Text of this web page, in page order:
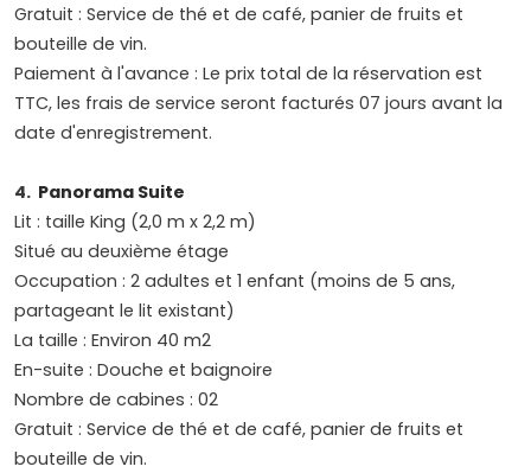
Gratuit : Service de thé et de café, panier de fruits et
bouteille de vin.
Paiement à l'avance : Le prix total de la réservation est
TTC, les frais de service seront facturés 07 jours avant la
date d'enregistrement.
4. Panorama Suite
Lit : taille King (2,0 m x 2,2 m)
Situé au deuxième étage
Occupation : 2 adultes et 1 enfant (moins de 5 ans,
partageant le lit existant)
La taille : Environ 40 m2
En-suite : Douche et baignoire
Nombre de cabines : 02
Gratuit : Service de thé et de café, panier de fruits et
bouteille de vin.